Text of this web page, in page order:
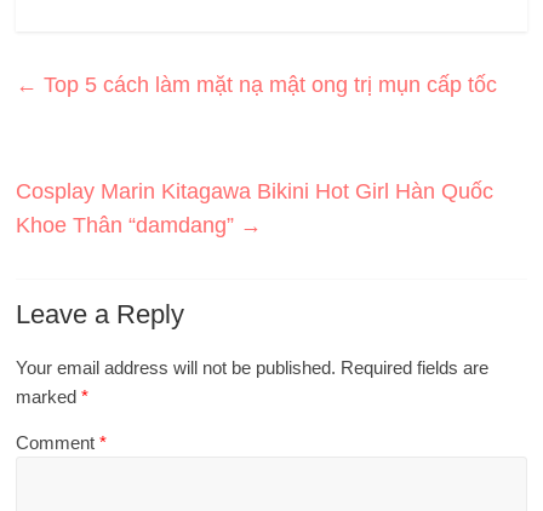
← Top 5 cách làm mặt nạ mật ong trị mụn cấp tốc
Cosplay Marin Kitagawa Bikini Hot Girl Hàn Quốc
Khoe Thân “damdang” →
Leave a Reply
Your email address will not be published. Required fields are
marked*
Comment*